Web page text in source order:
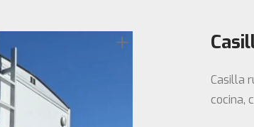
Casilla
cocina,